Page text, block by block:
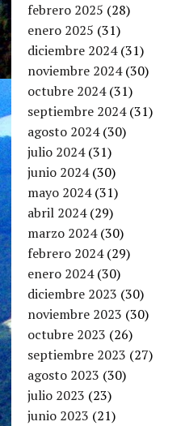
febrero 2025 (28)
enero 2025 (31)
diciembre 2024(31)
noviembre 2024(30)
octubre 2024(31)
septiembre 2024(31)
agosto 2024(30)
julio 2024(31)
junio 2024(30)
mayo 2024(31)
abril 2024(29)
marzo 2024(30)
febrero 2024(29)
enero 2024(30)
diciembre 2023 (30)
noviembre 2023 (30)
octubre 2023 (26)
septiembre 2023 (27)
agosto 2023 (30)
julio 2023 (23)
junio 2023 (21)